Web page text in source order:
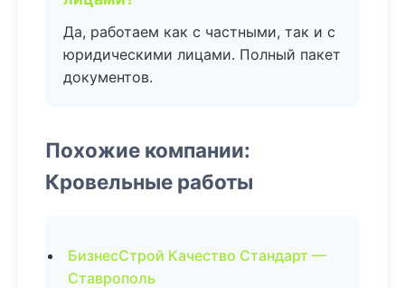
Да, работаем как с частными, так и с
юридическими лицами. Полный пакет
документов.
Похожие компании:
Кровельные работы
БизнесСтрой Качество Стандарт —
Ставрополь